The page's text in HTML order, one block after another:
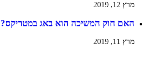
מרץ 12, 2019
האם חוק המשיכה הוא באג במטריקס?
מרץ 11, 2019